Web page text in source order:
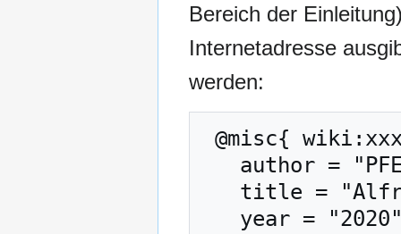
Bereich der
Internetadresse
werden: